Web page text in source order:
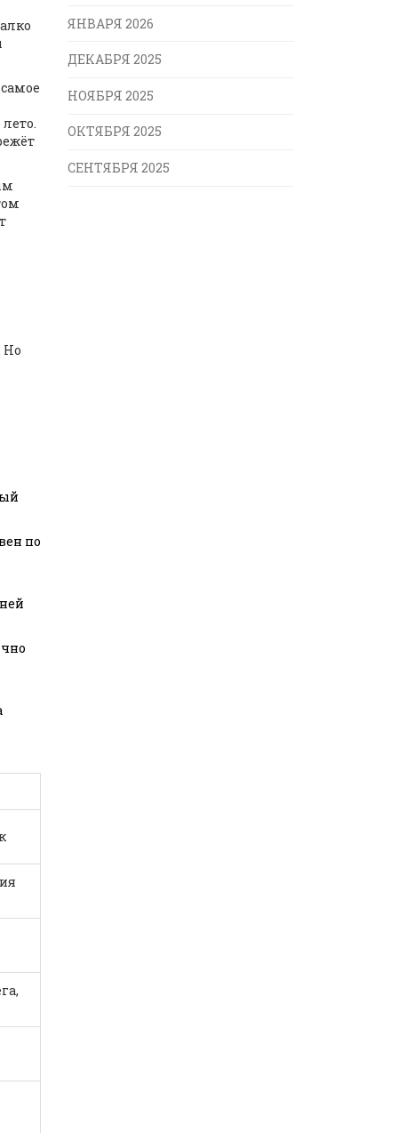
Но
по
ЯНВАРЯ 2026
ДЕКАБРЯ 2025
НОЯБРЯ 2025
ОКТЯБРЯ 2025
СЕНТЯБРЯ 2025